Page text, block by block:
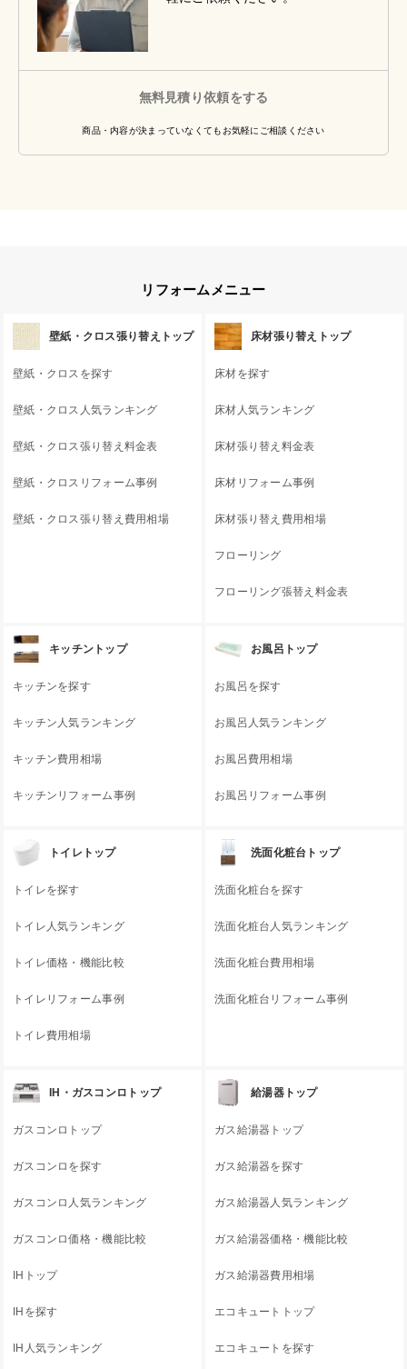
無料見積り依頼をする
商品・内容が決まっていなくてもお気軽にご相談ください
リフォームメニュー
壁紙・クロス張り替えトップ
壁紙・クロスを探す
壁紙・クロス人気ランキング
壁紙・クロス張り替え料金表
壁紙・クロスリフォーム事例
壁紙・クロス張り替え費用相場
床材張り替えトップ
床材を探す
床材人気ランキング
床材張り替え料金表
床材リフォーム事例
床材張り替え費用相場
フローリング
フローリング張替え料金表
キッチントップ
キッチンを探す
キッチン人気ランキング
キッチン費用相場
キッチンリフォーム事例
お風呂トップ
お風呂を探す
お風呂人気ランキング
お風呂費用相場
お風呂リフォーム事例
トイレトップ
トイレを探す
トイレ人気ランキング
トイレ価格・機能比較
トイレリフォーム事例
トイレ費用相場
洗面化粧台トップ
洗面化粧台を探す
洗面化粧台人気ランキング
洗面化粧台費用相場
洗面化粧台リフォーム事例
IH・ガスコンロトップ
ガスコンロトップ
ガスコンロを探す
ガスコンロ人気ランキング
ガスコンロ価格・機能比較
IHトップ
IHを探す
IH人気ランキング
給湯器トップ
ガス給湯器トップ
ガス給湯器を探す
ガス給湯器人気ランキング
ガス給湯器価格・機能比較
ガス給湯器費用相場
エコキュートトップ
エコキュートを探す